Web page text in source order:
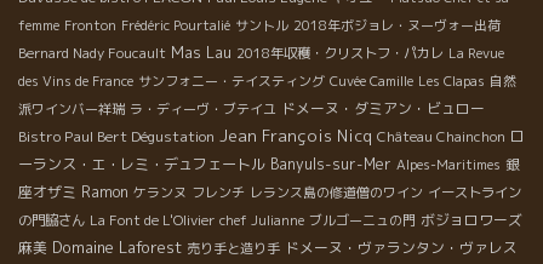
femme Fronton Frédéric Pourtalié サントル 2018年ボジョレ・ヌーヴォー出荷
Bernard Nady Foucault Mas Lau 2018年収穫・クリストフ・パカレ La Revue
des Vins de France サンフォニー・テイスティング Cuvée Camille Les Clapas 自然
派ワインバー祥瑞 ラ・ディーヴ・ブテイユ ドメーヌ・ダミアン・ビュロー
Bistro Paul Bert Dégustation Jean François Nicq Château Chainchon ロ
ーランス・エ・レミ・デュフェートル Banyuls-sur-Mer Alpes-Maritimes 銀
座オザミ Ramon ケランヌ フレンチ レランス島の修道僧のワイン イーストライン
の門脇さん La Font de L'Olivier chef Julianne ブルゴーニュの門 ボジョロワーズ
麻美 Domaine Laforest 売り手と造り手 ドメーヌ・ヴァランタン・ヴァレス